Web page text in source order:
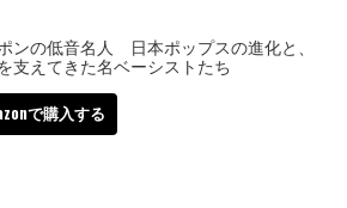
ンの低音名人 日本ポップスの進化と、
支えてきた名ベーシストたち
で購入する